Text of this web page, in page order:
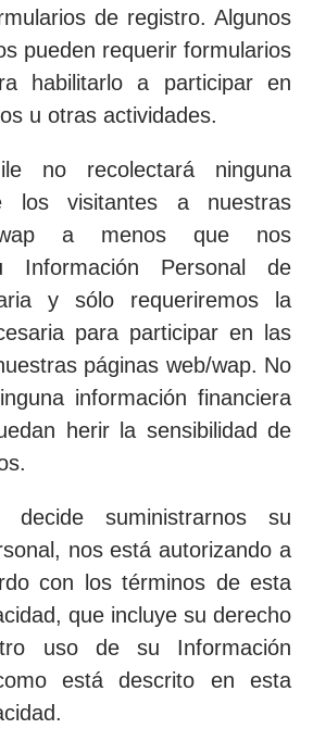
de registro. Algunos
pueden requerir formularios
habilitarlo a participar en
u otras actividades.
no recolectará ninguna
los visitantes a nuestras
wap a menos que nos
Información Personal de
y sólo requeriremos la
para participar en las
páginas web/wap. No
información financiera
herir la sensibilidad de
decide suministrarnos su
nos está autorizando a
con los términos de esta
que incluye su derecho
uso de su Información
está descrito en esta